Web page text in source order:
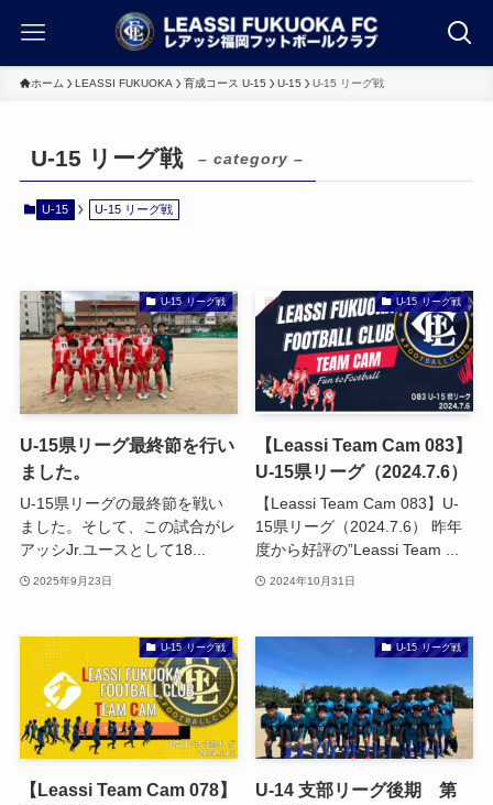
ホーム LEASSI FUKUOKA 育成コース U-15 U-15 U-15 リーグ戦
U-15 リーグ戦 – category –
U-15 U-15 リーグ戦
U-15 リーグ戦
U-15県リーグ最終節を行い
ました。
U-15県リーグの最終節を戦い
ました。そして、この試合がレ
アッシJr.ユースとして18...
2025年9月23日
U-15 リーグ戦
【Leassi Team Cam 083】
U-15県リーグ（2024.7.6）
【Leassi Team Cam 083】U-
15県リーグ（2024.7.6） 昨年
度から好評の”Leassi Team ...
2024年10月31日
U-15 リーグ戦
【Leassi Team Cam 078】
U-15 リーグ戦
U-14 支部リーグ後期 第